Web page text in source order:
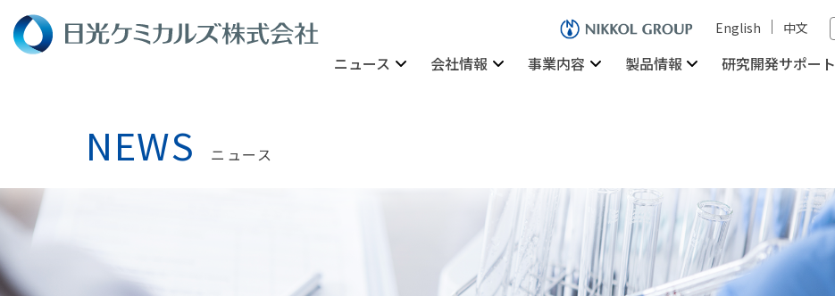
English 中文
ニュース 会社情報 事業内容 製品情報 研究開発サポート
NEWS ニュース